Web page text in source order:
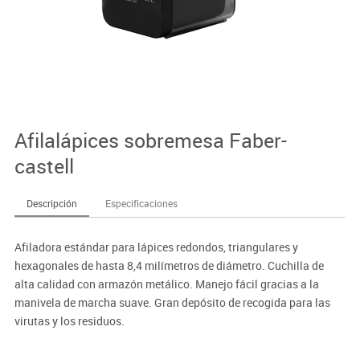
Afilalápices sobremesa Faber-
castell
Descripción Especificaciones
Afiladora estándar para lápices redondos, triangulares y
hexagonales de hasta 8,4 milímetros de diámetro. Cuchilla de
alta calidad con armazón metálico. Manejo fácil gracias a la
manivela de marcha suave. Gran depósito de recogida para las
virutas y los residuos.